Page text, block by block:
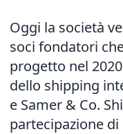
Oggi la società
soci fondatori
progetto nel
dello shipping
e Samer & Co.
partecipazione